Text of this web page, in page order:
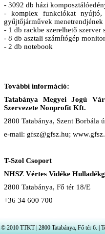
- 3092 db házi
- komplex funkciókat nyújtó,
gyűjtőjárművek
- 1 db rackbe szerelhető szerver
- 8 db asztali számítógép
- 2 db notebook
További információ:
Tatabánya Megyei Jogú
Szervezete Nonprofit Kft.
2800 Tatabánya, Szent Borbála
e-mail: gfsz@gfsz.hu;
T-Szol Csoport
NHSZ Vértes Vidéke
2800 Tatabánya, Fő tér 18/E
+36 34 600 700
© 2010 TTKT | 2800 Tatabánya, Fő tér 6. |